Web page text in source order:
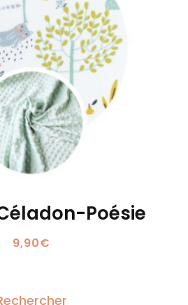
Poésie
9,90€